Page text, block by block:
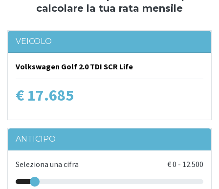
calcolare la tua rata mensile
VEICOLO
Volkswagen Golf 2.0 TDI SCR Life
€ 17.685
ANTICIPO
Seleziona una cifra €0 - 12.500